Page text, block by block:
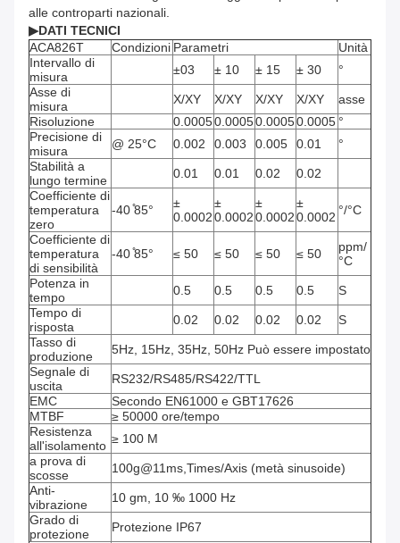
alle controparti nazionali.
▶DATI TECNICI
ACA826T
Condizioni Parametri
Unità
Intervallo di
misura
±03 ± 10 ± 15 ± 30
°
Asse di
misura
X/XY X/XY X/XY X/XY
asse
Risoluzione
0.00050.00050.00050.0005 °
Precisione di
misura
@ 25°C 0.002 0.003 0.005 0.01
°
Stabilità a
lungo termine
0.01 0.01 0.02
0.02
Coefficiente di
temperatura
zero
-40 ̊85°
±
0.0002
±
0.0002
±
0.0002
±
0.0002 °/°C
Coefficiente di
temperatura
di sensibilità
-40 ̊85° ≤ 50 ≤ 50 ≤ 50 ≤ 50
ppm/
°C
Potenza in
tempo
0.5 0.5 0.5 0.5
S
Tempo di
risposta
0.02 0.02 0.02 0.02
S
Tasso di
produzione
5Hz, 15Hz, 35Hz, 50Hz Può essere impostato
Segnale di
uscita
RS232/RS485/RS422/TTL
EMC
Secondo EN61000 e GBT17626
MTBF
≥ 50000 ore/tempo
Resistenza
all'isolamento ≥ 100 M
a prova di
scosse
100g@11ms,Times/Axis (metà sinusoide)
Anti-
vibrazione
10 gm, 10 ‰ 1000 Hz
Grado di
protezione
Protezione IP67